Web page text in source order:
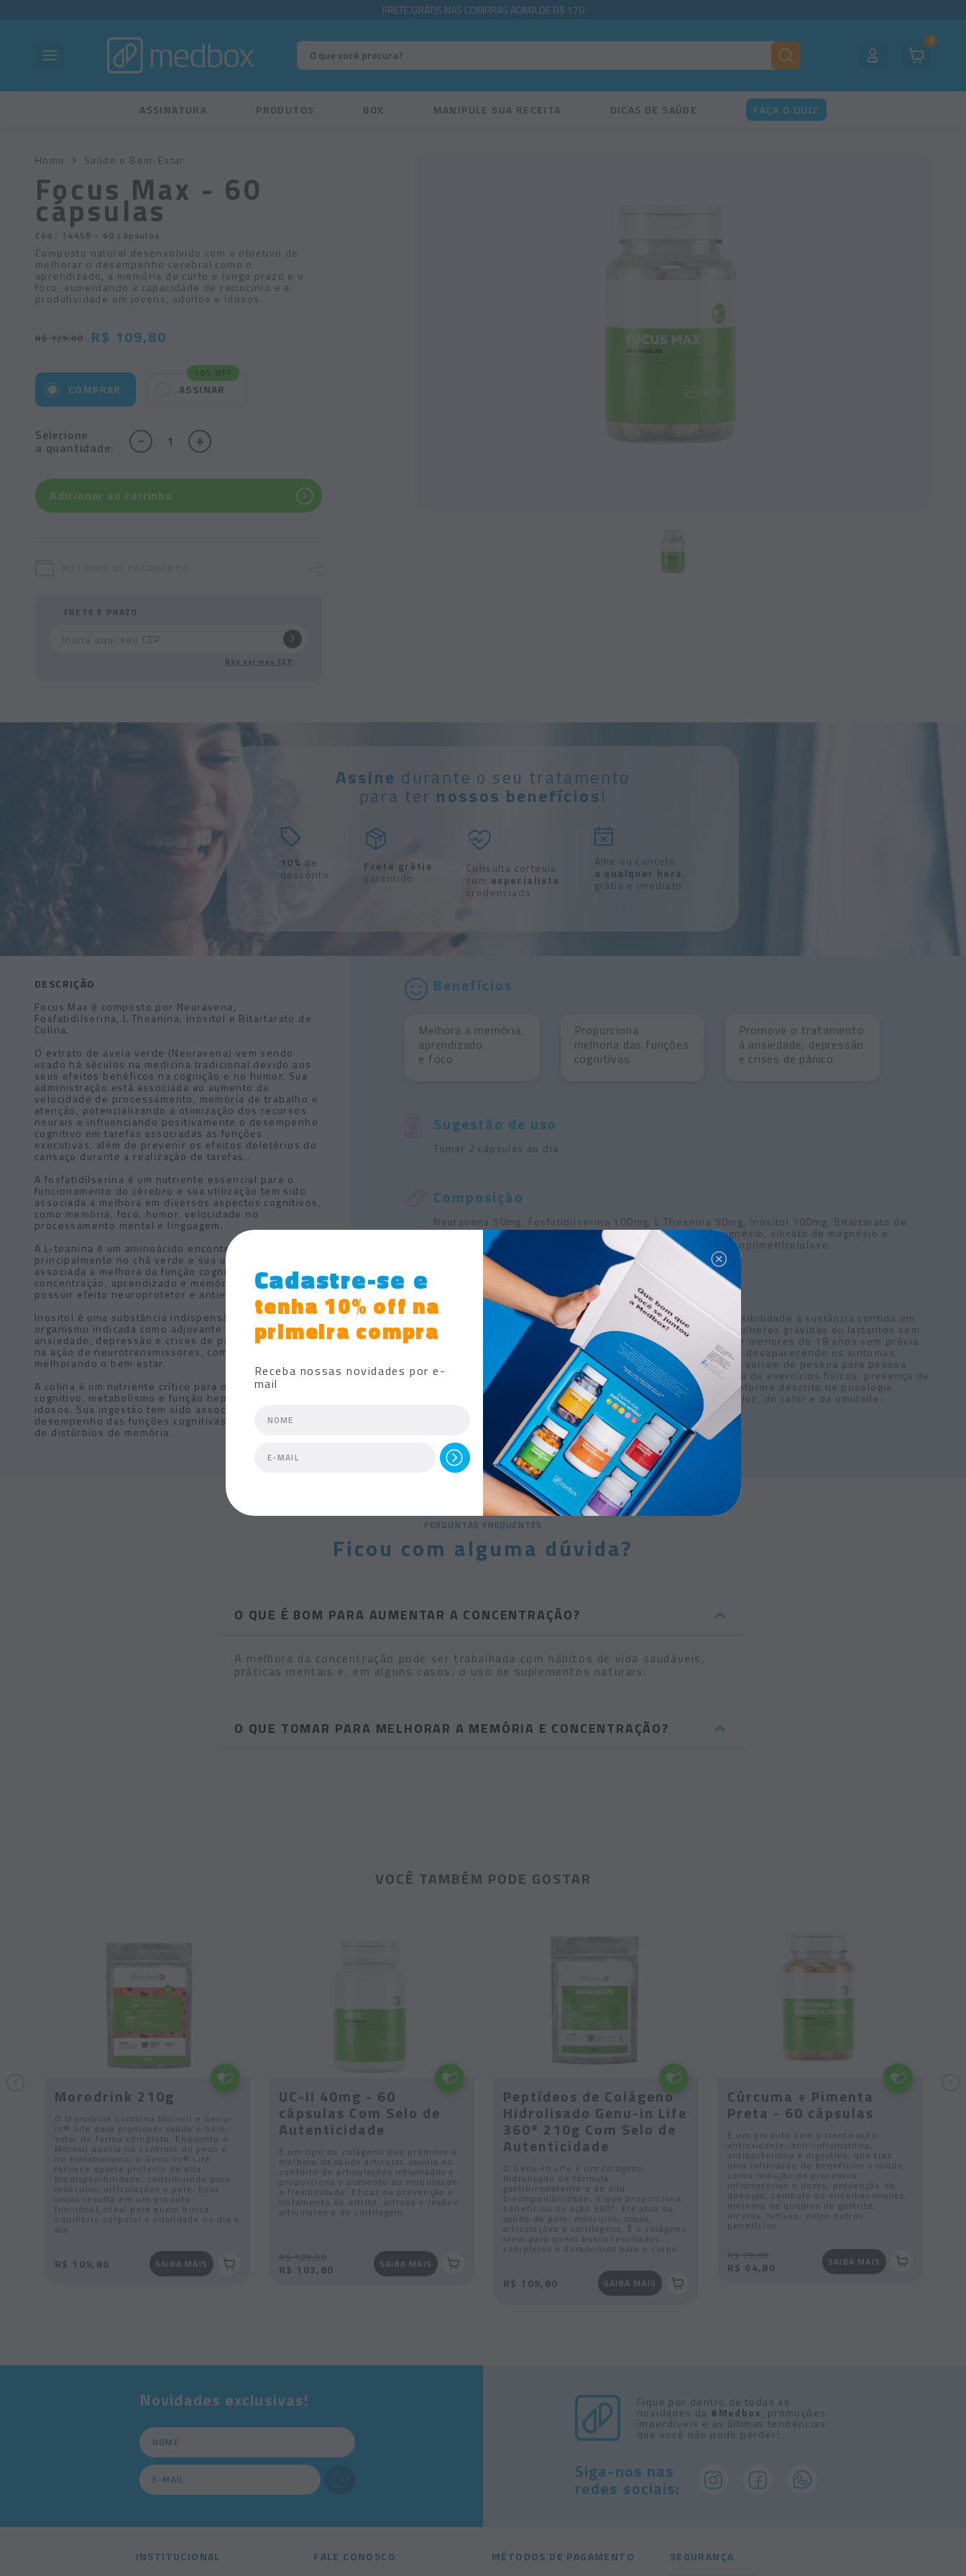
FRETE GRÁTIS NAS COMPRAS ACIMA DE R$ 170
0
ASSINATURA PRODUTOS BOX MANIPULE SUA RECEITA DICAS DE SAÚDE FAÇA O QUIZ
Home Saúde e Bem-Estar
Focus Max - 60
cápsulas
Cód.: 14458 - 60 cápsulas
Composto natural desenvolvido com o objetivo de
melhorar o desempenho cerebral como o
aprendizado, a memória de curto e longo prazo e o
foco, aumentando a capacidade de raciocínio e a
produtividade em jovens, adultos e idosos.
R$ 129,80 R$ 109,80
COMPRAR
10% OFF
ASSINAR
Selecione
a quantidade: - +
Adicionar ao carrinho
FRETE E PRAZO
Não sei meu CEP
Assine durante o seu tratamento
para ter nossos benefícios!
10% de
desconto
Frete grátis
garantido
Consulta cortesia
com especialista
credenciada
Ame ou cancele
a qualquer hora,
grátis e imediato
DESCRIÇÃO
Focus Max é composto por Neuravena,
Fosfatidilserina, L Theanina, Inositol e Bitartarato de
Colina.
O extrato de aveia verde (Neuravena) vem sendo
usado há séculos na medicina tradicional devido aos
seus efeitos benéficos na cognição e no humor. Sua
administração está associada ao aumento da
velocidade de processamento, memória de trabalho e
atenção, potencializando a otimização dos recursos
neurais e influenciando positivamente o desempenho
cognitivo em tarefas associadas às funções
executivas, além de prevenir os efeitos deletérios do
cansaço durante a realização de tarefas..
A fosfatidilserina é um nutriente essencial para o
funcionamento do cérebro e sua utilização tem sido
associada a melhora em diversos aspectos cognitivos,
como memória, foco, humor, velocidade no
processamento mental e linguagem.
A L-teanina é um aminoácido encontrado
principalmente no chá verde e sua utilização está
associada a melhora da função cognitiva, como
concentração, aprendizado e memória, além de
possuir efeito neuroprotetor e antiestresse.
Inositol é uma substância indispensável para o
organismo indicada como adjuvante no tratamento de
ansiedade, depressão e crises de pânico, por auxiliar
na ação de neurotransmissores, como a serotonina,
melhorando o bem estar.
A colina é um nutriente crítico para o desenvolvimento
cognitivo, metabolismo e função hepática em adultos e
idosos. Sua ingestão tem sido associada a melhora do
desempenho das funções cognitivas, como nos casos
de distúrbios de memória.
Benefícios
Melhora a memória,
aprendizado
e foco
Proporciona
melhoria das funções
cognitivas
Promove o tratamento
à ansiedade, depressão
e crises de pânico
Sugestão de uso
Tomar 2 cápsulas ao dia.
Composição
Neuravena 50mg, Fosfatidilserina 100mg, L Theanina 50mg, Inositol 100mg, Bitartarato de
Colina 50mg, dióxido de silício coloidal, estearato de magnésio, silicato de magnésio e
celulose microcristalina. Composição da cápsula: hidroxipropilmetilcelulose.
Advertências
Este produto é contraindicado para pessoas com hipersensibilidade à sustância contida em
sua formulação. Este produto não deve ser utilizado por mulheres grávidas ou lactantes sem
orientação médica. Este produto não deve ser utilizado por menores de 18 anos sem prévia
orientação médica. Siga corretamente o modo de usar. Não desaparecendo os sintomas,
procure um médico. Os resultados e indicações referentes variam de pessoa para pessoa
dependendo de diversos fatores como alimentação, prática de exercícios físicos, presença de
outras patologias, bem como, o uso correto do produto conforme descrito na posologia.
Manter em temperatura ambiente (15 a 30ºC). Proteger da luz, do calor e da umidade.
PERGUNTAS FREQUENTES
Ficou com alguma dúvida?
O QUE É BOM PARA AUMENTAR A CONCENTRAÇÃO?
A melhora da concentração pode ser trabalhada com hábitos de vida saudáveis,
práticas mentais e, em alguns casos, o uso de suplementos naturais.
O QUE TOMAR PARA MELHORAR A MEMÓRIA E CONCENTRAÇÃO?
VOCÊ TAMBÉM PODE GOSTAR
Morodrink 210g
O Morodrink combina Morosil e Genu-
In® Life para promover saúde e bem-
estar de forma completa. Enquanto o
Morosil auxilia no controle do peso e
no metabolismo, o Genu-In® Life
fornece aporte proteico de alta
biodisponibilidade, contribuindo para
músculos, articulações e pele. Essa
união resulta em um produto
funcional, ideal para quem busca
equilíbrio corporal e vitalidade no dia a
dia.
R$ 109,80 SAIBA MAIS
UC-II 40mg - 60
cápsulas Com Selo de
Autenticidade
É um tipo de colágeno que promove a
melhora da saúde articular, auxilia no
conforto de articulações inflamadas e
proporciona o aumento da mobilidade
e flexibilidade. Eficaz na prevenção e
tratamento de artrite, artrose e lesões
articulares e de cartilagem.
R$ 129,80
R$ 103,80 SAIBA MAIS
Peptídeos de Colágeno
Hidrolisado Genu-in Life
360º 210g Com Selo de
Autenticidade
O Genu-In Life é um colágeno
hidrolisado de fórmula
gastrorresistente e de alta
biodisponibilidade, o que proporciona
benefícios de ação 360º. Ele atua na
saúde da pele, músculos, ossos,
articulações e cartilagens. É o colágeno
ideal para quem busca resultados
completos e duradouros para o corpo.
R$ 109,80 SAIBA MAIS
Cúrcuma + Pimenta
Preta - 60 cápsulas
É um produto com potente ação
antioxidante, anti-inflamatória,
antibacteriana e digestiva, que traz
uma infinidade de benefícios a saúde,
como redução de processos
inflamatórios e dores, prevenção de
doenças, combate ao envelhecimento,
melhora de quadros de gastrite,
úlceras, refluxo, entre outros
benefícios.
R$ 79,80
R$ 64,80 SAIBA MAIS
Cadastre-se e
tenha 10% off na
primeira compra
Receba nossas novidades por e-
mail
Novidades exclusivas! Fique por dentro de todas as
novidades da #Medbox, promoções
imperdíveis e as últimas tendências
que você não pode perder!
Siga-nos nas
redes sociais:
INSTITUCIONAL
FALE CONOSCO
MÉTODOS DE PAGAMENTO SEGURANÇA